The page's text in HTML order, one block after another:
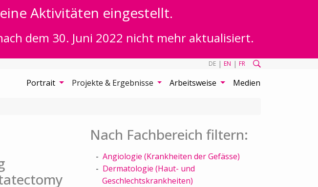
Aktivitäten eingestellt.
dem 30. Juni 2022 nicht mehr aktualisiert.
DE | EN | FR
Portrait Projekte & Ergebnisse Arbeitsweise Medien
Nach Fachbereich filtern:
Angiologie (Krankheiten der Gefässe)
Dermatologie (Haut- und
Geschlechtskrankheiten)